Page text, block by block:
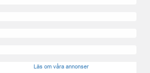
Läs om våra annonser